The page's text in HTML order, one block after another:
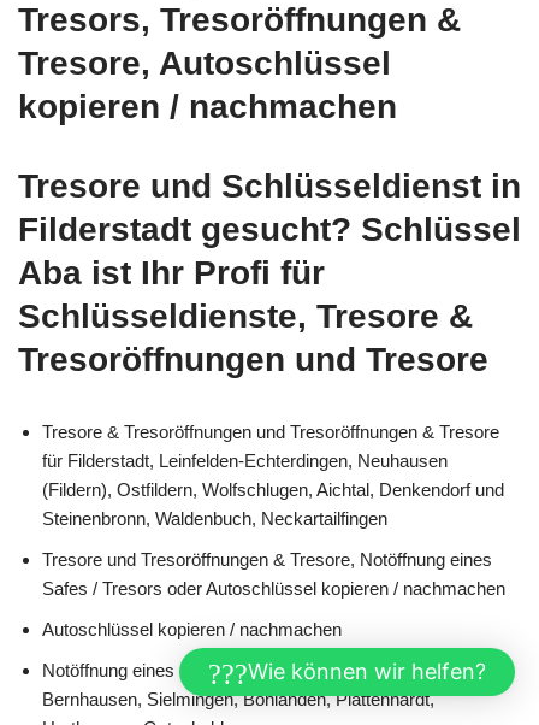
Tresors, Tresoröffnungen &
Tresore, Autoschlüssel
kopieren / nachmachen
Tresore und Schlüsseldienst in
Filderstadt gesucht? Schlüssel
Aba ist Ihr Profi für
Schlüsseldienste, Tresore &
Tresoröffnungen und Tresore
Tresore & Tresoröffnungen und Tresoröffnungen & Tresore
für Filderstadt, Leinfelden-Echterdingen, Neuhausen
(Fildern), Ostfildern, Wolfschlugen, Aichtal, Denkendorf und
Steinenbronn, Waldenbuch, Neckartailfingen
Tresore und Tresoröffnungen & Tresore, Notöffnung eines
Safes / Tresors oder Autoschlüssel kopieren / nachmachen
Autoschlüssel kopieren / nachmachen
Notöffnung eines Safes / Tresors in 70794 Filderstadt
Bernhausen, Sielmingen, Bonlanden, Plattenhardt,
Wie können wir helfen?